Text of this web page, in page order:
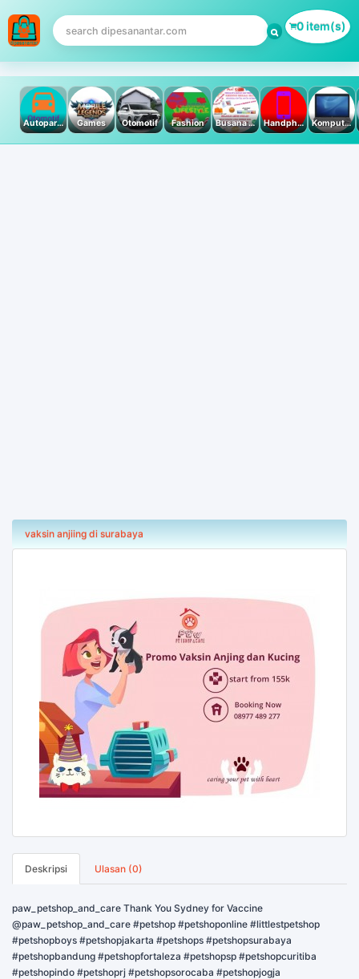
0 item(s)
Autoparts Games Otomotif Fashion Busana Muslim Handphone & Tablet Komputer PC & Laptop
vaksin anjiing di surabaya
Deskripsi Ulasan (0)
paw_petshop_and_care Thank You Sydney for Vaccine
@paw_petshop_and_care #petshop #petshoponline #littlestpetshop
#petshopboys #petshopjakarta #petshops #petshopsurabaya
#petshopbandung #petshopfortaleza #petshopsp #petshopcuritiba
#petshopindo #petshoprj #petshopsorocaba #petshopjogja